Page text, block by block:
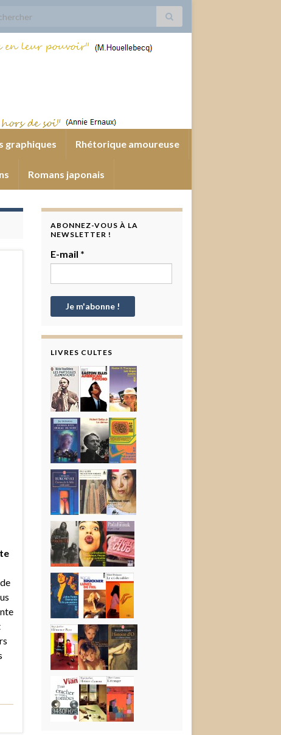
for:
graphiques Rhétorique amoureuse
Romans japonais
ABONNEZ-VOUS À LA
NEWSLETTER !
E-mail *
LIVRES CULTES